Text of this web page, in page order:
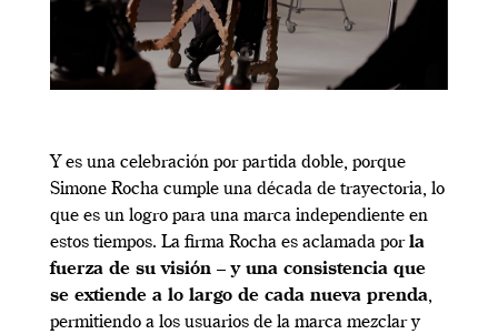
Y es una celebración por partida doble, porque
Simone Rocha cumple una década de trayectoria, lo
que es un logro para una marca independiente en
estos tiempos. La firma Rocha es aclamada porla
fuerza de su visión – y una consistencia que
se extiende a lo largo de cada nueva prenda,
permitiendo a los usuarios de la marca mezclar y